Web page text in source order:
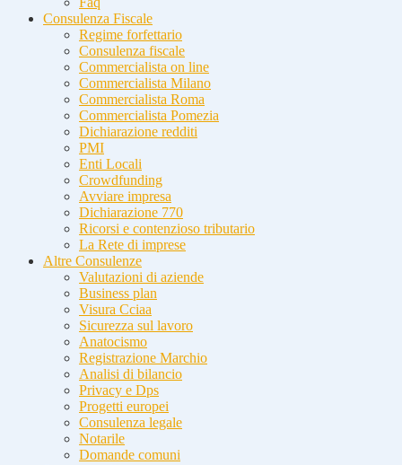
Consulenza Fiscale
Regime forfettario
Consulenza fiscale
Commercialista on line
Commercialista Milano
Commercialista Roma
Commercialista Pomezia
Dichiarazione redditi
PMI
Enti Locali
Crowdfunding
Avviare impresa
Dichiarazione 770
Ricorsi e contenzioso tributario
La Rete di imprese
Altre Consulenze
Valutazioni di aziende
Business plan
Visura Cciaa
Sicurezza sul lavoro
Anatocismo
Registrazione Marchio
Analisi di bilancio
Privacy e Dps
Progetti europei
Consulenza legale
Notarile
Domande comuni